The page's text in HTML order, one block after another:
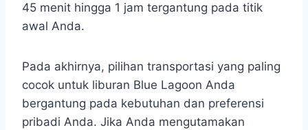
45 menit hingga 1 jam tergantung pada titik
awal Anda.
Pada akhirnya, pilihan transportasi yang paling
cocok untuk liburan Blue Lagoon Anda
bergantung pada kebutuhan dan preferensi
pribadi Anda. Jika Anda mengutamakan